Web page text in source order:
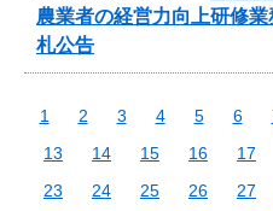
農業者の経営力向上研修
札公告
1 2 3 4 5 6
13
14 15 16 17
23
24 25 26 27